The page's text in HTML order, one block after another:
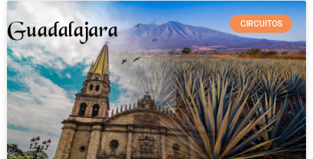
CIRCUITOS